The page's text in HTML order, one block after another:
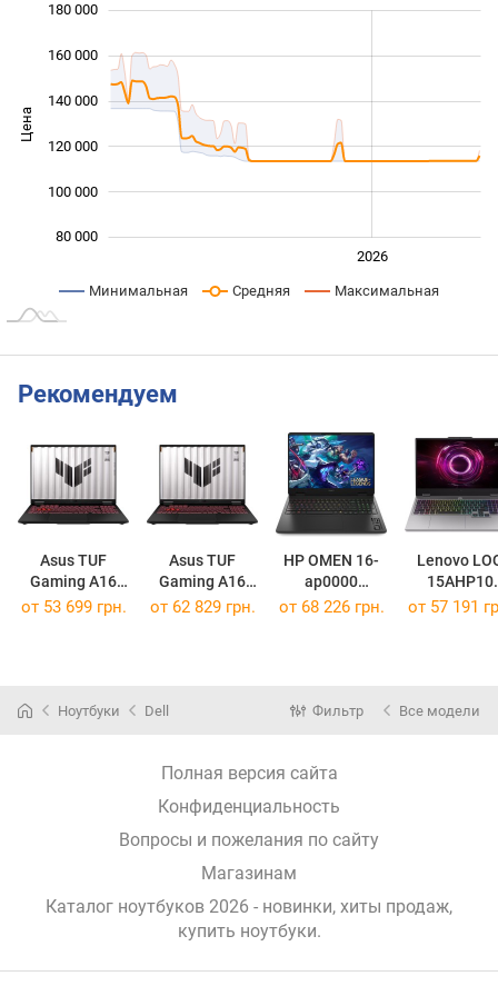
Цена
80 000
100 000
120 000
140 000
160 000
180 000
2026
Минимальная Средняя Максимальная
Рекомендуем
Asus TUF
Gaming A16
(2025)
Asus TUF
Gaming A16
(2025)
HP OMEN 16-
ap0000
[BL6K1AV]
Lenovo
15AHP10
от 53 699 грн. от 62 829 грн. от 68 226 грн. от 57 191
Ноутбуки Dell Фильтр Все модели
Полная версия сайта
Конфиденциальность
Вопросы и пожелания по сайту
Магазинам
Каталог ноутбуков 2026 - новинки, хиты продаж,
купить ноутбуки.